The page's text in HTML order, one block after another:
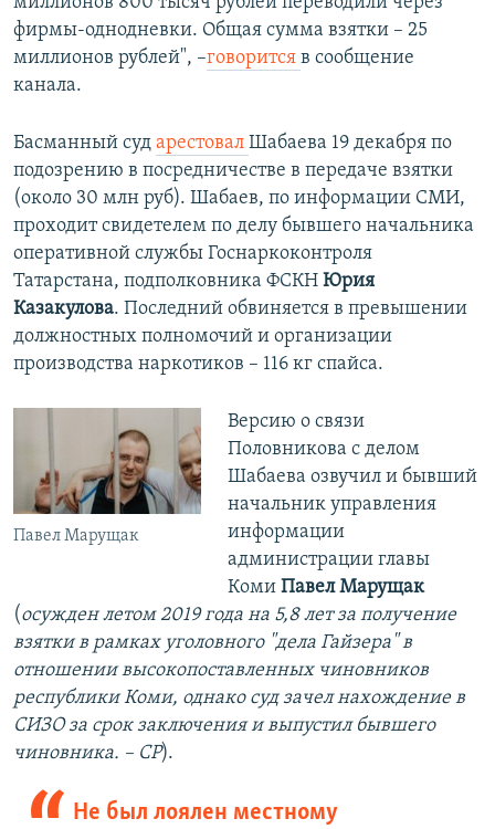
фирмы-однодневки. Общая сумма взятки – 25
миллионов рублей", –говорится в сообщение
канала.
Басманный суд арестовал Шабаева 19 декабря по
подозрению в посредничестве в передаче взятки
(около 30 млн руб). Шабаев, по информации СМИ,
проходит свидетелем по делу бывшего начальника
оперативной службы Госнаркоконтроля
Татарстана, подполковника ФСКН Юрия
Казакулова. Последний обвиняется в превышении
должностных полномочий и организации
производства наркотиков – 116 кг спайса.
Павел Марущак
Версию о связи
Половникова с делом
Шабаева озвучил и бывший
начальник управления
информации
администрации главы
Коми Павел Марущак
(осужден летом 2019 года на 5,8 лет за получение
взятки в рамках уголовного "дела Гайзера" в
отношении высокопоставленных чиновников
республики Коми, однако суд зачел нахождение в
СИЗО за срок заключения и выпустил бывшего
чиновника. – СР).
Не был лоялен местному